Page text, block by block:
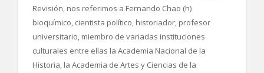
Revisión, nos referimos a Fernando Chao (h)
bioquímico, cientista político, historiador, profesor
universitario, miembro de variadas instituciones
culturales entre ellas la Academia Nacional de la
Historia, la Academia de Artes y Ciencias de la